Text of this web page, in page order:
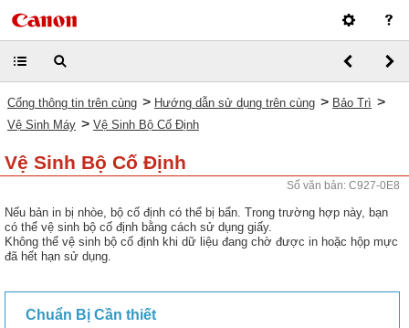
Cổng thông tin trên cùng > Hướng dẫn sử dụng trên cùng > Bảo Trì >
Vệ Sinh Máy > Vệ Sinh Bộ Cố Định
Vệ Sinh Bộ Cố Định
Số văn bản: C927-0E8
Nếu bản in bị nhòe, bộ cố định có thể bị bẩn. Trong trường hợp này, bạn
có thể vệ sinh bộ cố định bằng cách sử dụng giấy.
Không thể vệ sinh bộ cố định khi dữ liệu đang chờ được in hoặc hộp mực
đã hết hạn sử dụng.
Chuẩn Bị Cần thiết